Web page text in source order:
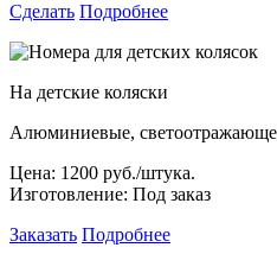
Сделать Подробнее
На детские коляски
Алюминиевые,
Цена: 1200 руб./штука.
Изготовление: Под заказ
Заказать Подробнее